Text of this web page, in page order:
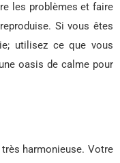
les problèmes et faire
Si vous êtes
utilisez ce que vous
oasis de calme pour
harmonieuse. Votre